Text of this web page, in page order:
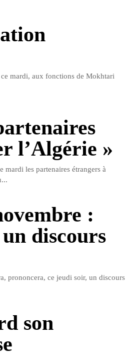
mardi, aux fonctions de Mokhtari
l’Algérie »
les partenaires étrangers à
:
discours
prononcera, ce jeudi soir, un discours
son